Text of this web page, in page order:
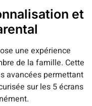
et
une expérience
de la famille. Cette
avancées permettant
sur les 5 écrans